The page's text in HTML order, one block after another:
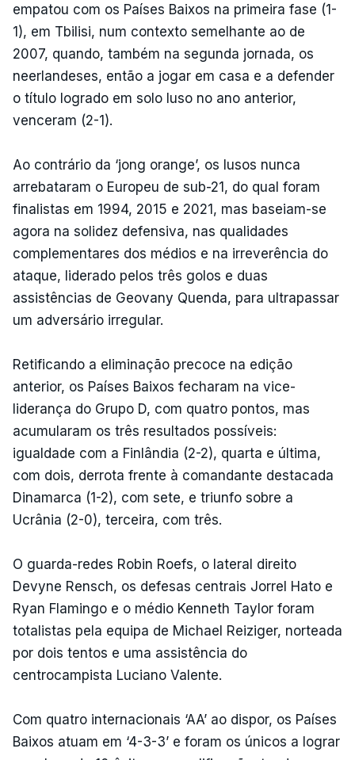
empatou com os Países Baixos na primeira fase (1-
1), em Tbilisi, num contexto semelhante ao de
2007, quando, também na segunda jornada, os
neerlandeses, então a jogar em casa e a defender
o título logrado em solo luso no ano anterior,
venceram (2-1).
Ao contrário da ‘jong orange’, os lusos nunca
arrebataram o Europeu de sub-21, do qual foram
finalistas em 1994, 2015 e 2021, mas baseiam-se
agora na solidez defensiva, nas qualidades
complementares dos médios e na irreverência do
ataque, liderado pelos três golos e duas
assistências de Geovany Quenda, para ultrapassar
um adversário irregular.
Retificando a eliminação precoce na edição
anterior, os Países Baixos fecharam na vice-
liderança do Grupo D, com quatro pontos, mas
acumularam os três resultados possíveis:
igualdade com a Finlândia (2-2), quarta e última,
com dois, derrota frente à comandante destacada
Dinamarca (1-2), com sete, e triunfo sobre a
Ucrânia (2-0), terceira, com três.
O guarda-redes Robin Roefs, o lateral direito
Devyne Rensch, os defesas centrais Jorrel Hato e
Ryan Flamingo e o médio Kenneth Taylor foram
totalistas pela equipa de Michael Reiziger, norteada
por dois tentos e uma assistência do
centrocampista Luciano Valente.
Com quatro internacionais ‘AA’ ao dispor, os Países
Baixos atuam em ‘4-3-3’ e foram os únicos a lograr